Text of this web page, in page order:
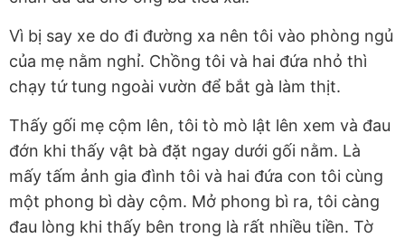
Vì bị say xe do đi đường xa nên tôi vào phòng ngủ
của mẹ nằm nghỉ. Chồng tôi và hai đứa nhỏ thì
chạy tứ tung ngoài vườn để bắt gà làm thịt.
Thấy gối mẹ cộm lên, tôi tò mò lật lên xem và đau
đớn khi thấy vật bà đặt ngay dưới gối nằm. Là
mấy tấm ảnh gia đình tôi và hai đứa con tôi cùng
một phong bì dày cộm. Mở phong bì ra, tôi càng
đau lòng khi thấy bên trong là rất nhiều tiền. Tờ